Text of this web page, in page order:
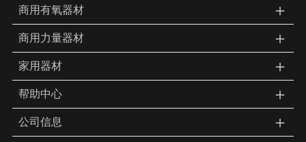
商用有氧器材 ＋
商用力量器材 ＋
家用器材 ＋
帮助中心 ＋
公司信息
＋